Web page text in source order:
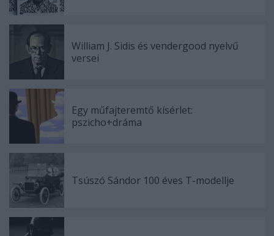
William J. Sidis és vendergood nyelvű
versei
Egy műfajteremtő kísérlet:
pszicho+dráma
Tsúszó Sándor 100 éves T-modellje